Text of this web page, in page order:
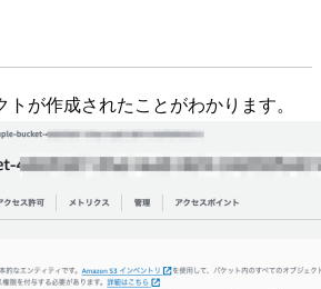
が作成されたことがわかります。